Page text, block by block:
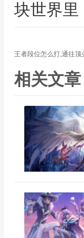
块世界里
王者段位怎么打,通往
相关文章